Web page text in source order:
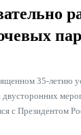
35-летию
двусторонних
с Президентом